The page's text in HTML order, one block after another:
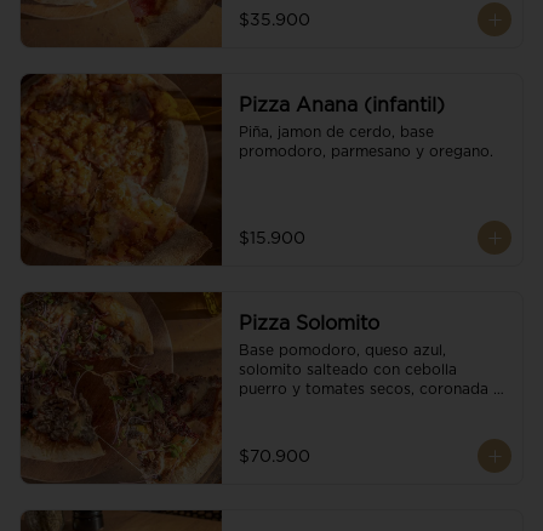
$35.900
Pizza Anana (infantil)
Piña, jamon de cerdo, base
promodoro, parmesano y oregano.
$15.900
Pizza Solomito
Base pomodoro, queso azul,
solomito salteado con cebolla
puerro y tomates secos, coronada
$70.900